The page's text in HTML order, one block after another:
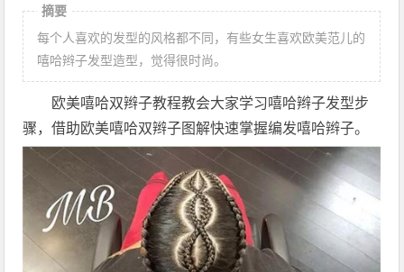
摘要
每个人喜欢的发型的风格都不同，有些女生喜欢欧美范儿的
嘻哈辫子发型造型，觉得很时尚。
欧美嘻哈双辫子教程教会大家学习嘻哈辫子发型步
骤，借助欧美嘻哈双辫子图解快速掌握编发嘻哈辫子。